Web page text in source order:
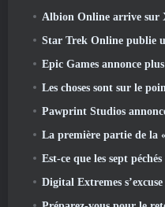
Albion Online arrive sur
Star Trek Online publie un mini-documentaire
Epic Games annonce plus de licenciements
Les choses sont sur le point de devenir
Pawprint Studios annonce qu'Aniimo arrivera
La première partie de la « plus grande extension
Est-ce que les sept péchés
Digital Extremes s’excuse auprès des joueurs